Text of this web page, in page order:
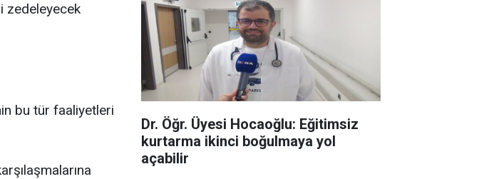
zedeleyecek
bu tür faaliyetleri
Dr. Öğr. Üyesi Hocaoğlu: Eğitimsiz
kurtarma ikinci boğulmaya yol
açabilir